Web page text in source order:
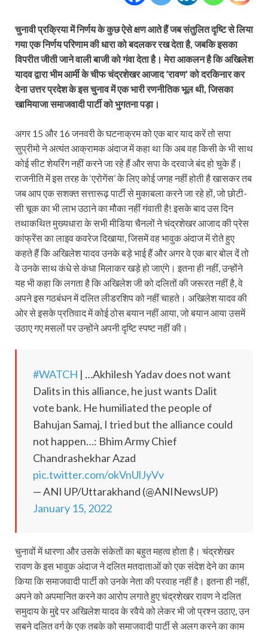
चुनावी प्रक्रिया में निर्णय के कुछ ऐसे क्षण आते हैं जब संतुलित दृष्टि से लिया
गया एक निर्णय परिणाम की धारा को बदलकर रख देता है, जबकि इसका
विपरीत जीती जाने वाली बाजी को गंवा देता है। मेरा आकलन है कि अखिलेश
यादव द्वारा भीम आर्मी के चीफ चंद्रशेखर आजाद ‘रावण’ को दरकिनार कर
देना उत्तर प्रदेश के इस चुनाव में एक भारी रणनीतिक भूल थी, जिसका
खामियाजा समाजवादी पार्टी को भुगतना पड़ा।
अगर 15 और 16 जनवरी के घटनाक्रम को एक बार याद करें तो सपा
सुप्रीमो ने अत्यंत आक्रामक अंदाज में कहा था कि अब वह किसी के भी साथ
कोई सीट शेयरिंग नहीं करने जा रहे हैं और सपा के दरवाजे बंद हो चुके हैं।
राजनीति में इस तरह के ‘एरोगेंस’ के लिए कोई जगह नहीं होती है खासकर तब
जब आप एक सशक्त सत्तारूढ़ पार्टी से मुकाबला करने जा रहे हों, जो छोटी-
सी चूक का भी लाभ उठाने का मौका नहीं गंवाती है! इसके बाद उस दिन
तथाकथित मुख्यधारा के सभी मीडिया चैनलों ने चंद्रशेखर आजाद की प्रेस
कांफ्रेंस का लाइव कवरेज दिखाया, जिसमें वह भावुक अंदाज में रोते हुए
कहते हैं कि अखिलेश यादव उनके बड़े भाई हैं और अगर वे एक बार बोल दें तो
वे उनके साथ कंधे से कंधा मिलाकर खड़े हो जाएंगे। इतना ही नहीं, उन्होंने
यह भी कहा कि लगता है कि अखिलेश जी को दलितों की जरूरत नहीं है, वे
अपने इस गठबंधन में दलित लीडरशिप को नहीं चाहते। अखिलेश यादव की
ओर से इसके प्रतिवाद में कोई ठोस बयान नहीं आया, जो बयान आया उसमें
उठाए गए मसलों पर उन्होंने अपनी दृष्टि स्पष्ट नहीं की।
#WATCH | …Akhilesh Yadav does not want
Dalits in this alliance, he just wants Dalit
vote bank. He humiliated the people of
Bahujan Samaj, I tried but the alliance could
not happen…: Bhim Army Chief
Chandrashekhar Azad
pic.twitter.com/okVnUlJyVv
— ANI UP/Uttarakhand (@ANINewsUP)
January 15, 2022
चुनावों में धारणा और उसके संकेतों का बहुत महत्व होता है। चंद्रशेखर
रावण के इस भावुक अंदाज ने दलित मतदाताओं को एक संदेश देने का काम
किया कि समाजवादी पार्टी को उनके नेता की परवाह नहीं है। इतना ही नहीं,
अपने को अपमानित करने का आरोप लगाते हुए चंद्रशेखर रावण ने दलित
समुदाय के मुद्दे पर अखिलेश यादव के रवैये को लेकर भी जो प्रश्न उठाए, उन
सबने दलित वर्ग के एक तबके को समाजवादी पार्टी से अलग करने का काम